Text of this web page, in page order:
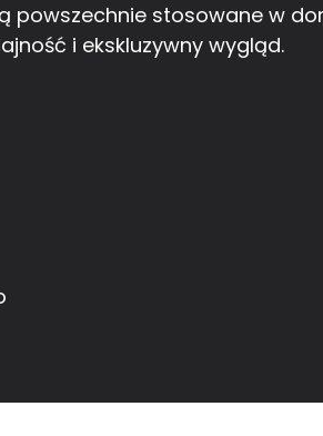
powszechnie stosowane w
i ekskluzywny wygląd.